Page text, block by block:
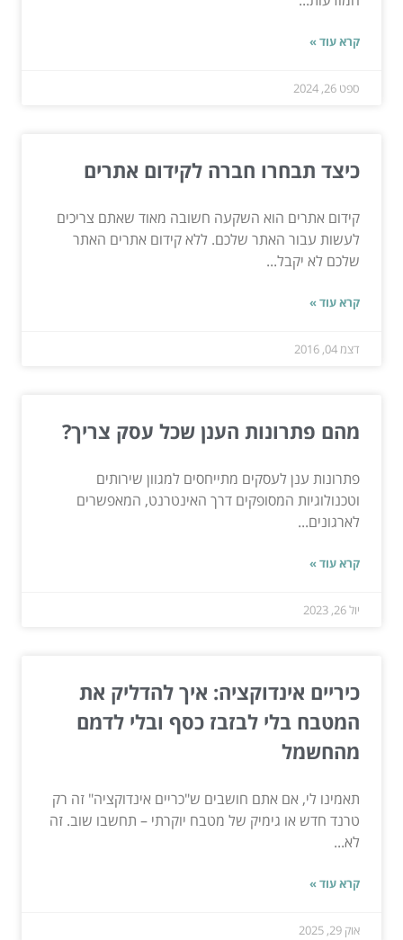
קרא עוד »
ספט 26, 2024
כיצד תבחרו חברה לקידום אתרים
קידום אתרים הוא השקעה חשובה מאוד שאתם צריכים
לעשות עבור האתר שלכם. ללא קידום אתרים האתר
שלכם לא יקבל...
קרא עוד »
דצמ 04, 2016
מהם פתרונות הענן שכל עסק צריך?
פתרונות ענן לעסקים מתייחסים למגוון שירותים
וטכנולוגיות המסופקים דרך האינטרנט, המאפשרים
לארגונים...
קרא עוד »
יול 26, 2023
כיריים אינדוקציה: איך להדליק את
המטבח בלי לבזבז כסף ובלי לדמם
מהחשמל
תאמינו לי, אם אתם חושבים ש"כריים אינדוקציה" זה רק
טרנד חדש או גימיק של מטבח יוקרתי – תחשבו שוב. זה
לא...
קרא עוד »
אוק 29, 2025